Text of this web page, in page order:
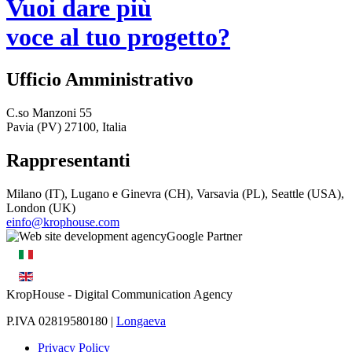
Vuoi dare più
voce al tuo progetto?
Ufficio Amministrativo
C.so Manzoni 55
Pavia (PV) 27100, Italia
Rappresentanti
Milano (IT), Lugano e Ginevra (CH), Varsavia (PL), Seattle (USA),
London (UK)
einfo@krophouse.com
KropHouse - Digital Communication Agency
P.IVA 02819580180 | Longaeva
Privacy Policy